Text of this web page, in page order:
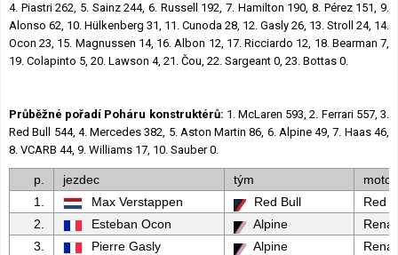
4. Piastri 262, 5. Sainz 244, 6. Russell 192, 7. Hamilton 190, 8. Pérez 151, 9.
Alonso 62, 10. Hülkenberg 31, 11. Cunoda 28, 12. Gasly 26, 13. Stroll 24, 14.
Ocon 23, 15. Magnussen 14, 16. Albon 12, 17. Ricciardo 12, 18. Bearman 7,
19. Colapinto 5, 20. Lawson 4, 21. Čou, 22. Sargeant 0, 23. Bottas 0.
Průběžné pořadí Poháru konstruktérů: 1. McLaren 593, 2. Ferrari 557, 3.
Red Bull 544, 4. Mercedes 382, 5. Aston Martin 86, 6. Alpine 49, 7. Haas 46,
8. VCARB 44, 9. Williams 17, 10. Sauber 0.
p. jezdec tým
motor
1.
Max Verstappen Red Bull
Red
2.
Esteban Ocon Alpine
3.
Pierre Gasly Alpine